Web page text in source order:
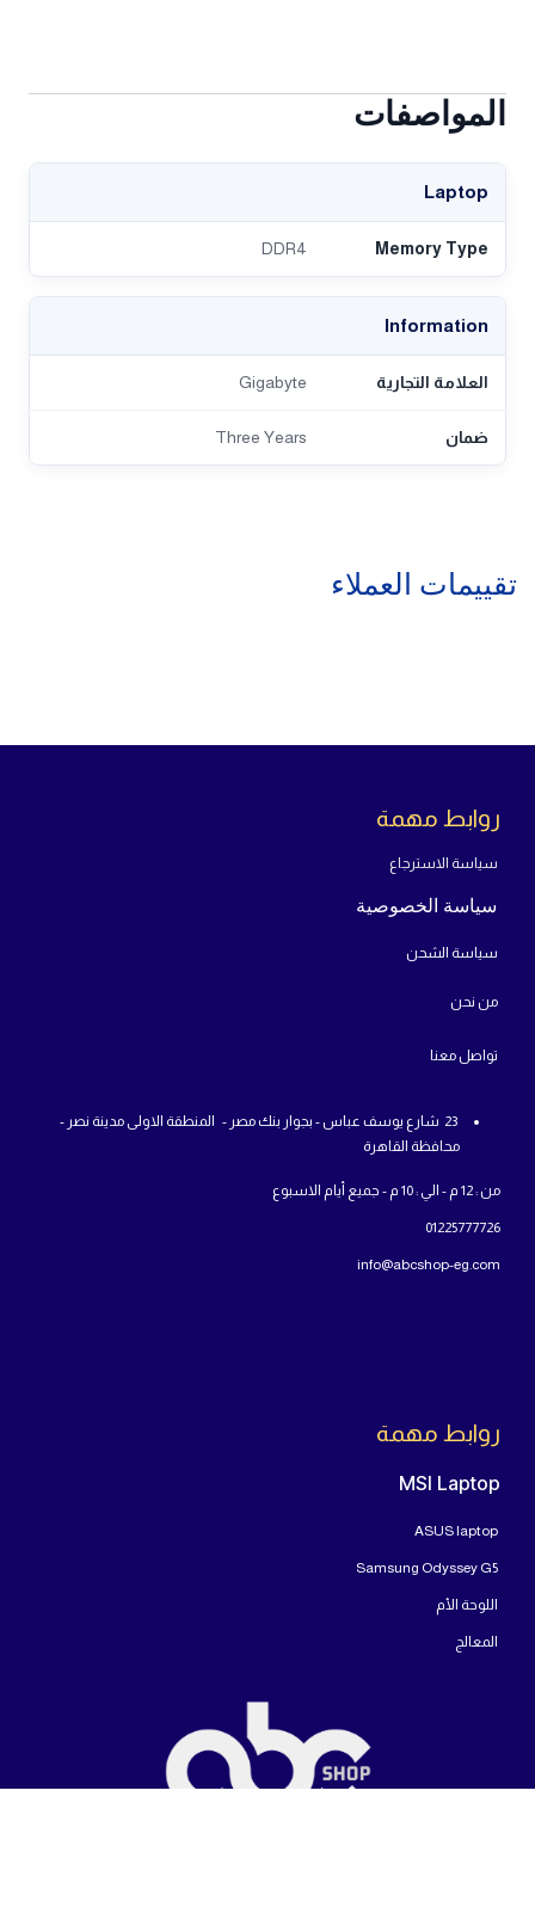
المواصفات
Laptop
Memory Type
DDR4
Information
العلامة التجارية Gigabyte
ضمان Three Years
تقييمات العملاء
روابط مهمة
سياسة الاسترجاع
سياسة الخصوصية
سياسة الشحن
من نحن
تواصل معنا
23 شارع يوسف عباس - بجوار بنك مصر - المنطقة الاولى مدينة نصر -
محافظة القاهرة
من : 12 م - الي : 10 م - جميع أيام الاسبوع
01225777726
info@abcshop-eg.com
روابط مهمة
MSI Laptop
ASUS laptop
Samsung Odyssey G5
اللوحة الأم
المعالج